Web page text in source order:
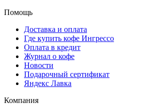
Помощь
Доставка и оплата
Где купить кофе Ингрессо
Оплата в кредит
Журнал о кофе
Новости
Подарочный сертификат
Яндекс Лавка
Компания